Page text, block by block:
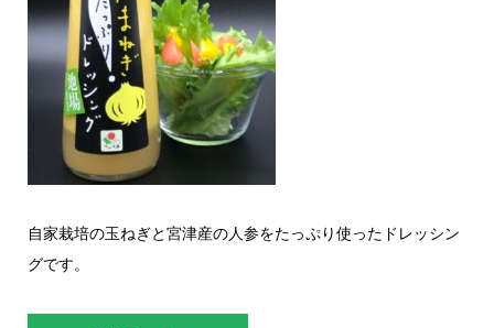
自家栽培の玉ねぎと宮津産の人参をたっぷり使ったドレッシン
グです。